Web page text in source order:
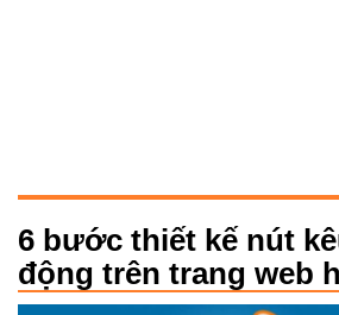
6 bước thiết kế nút
động trên trang web